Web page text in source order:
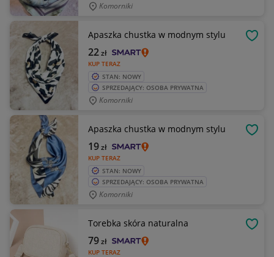
Komorniki
Apaszka chustka w modnym stylu
KUP TERAZ
22zł
STAN: NOWY
SPRZEDAJĄCY: OSOBA PRYWATNA
Komorniki
Apaszka chustka w modnym stylu
KUP TERAZ
19zł
STAN: NOWY
SPRZEDAJĄCY: OSOBA PRYWATNA
Komorniki
Torebka skóra naturalna
KUP TERAZ
79zł